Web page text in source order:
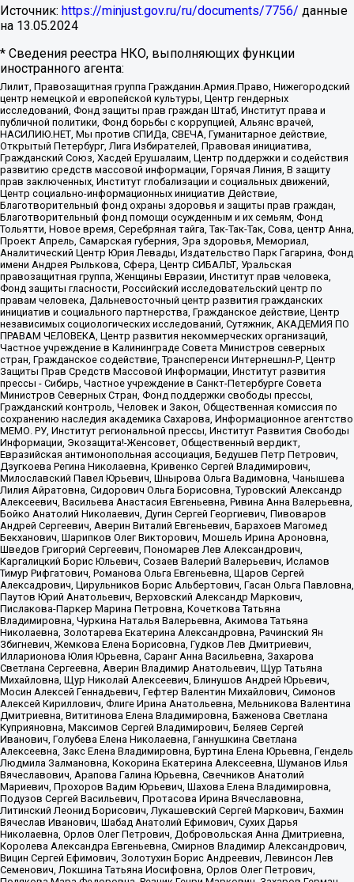
Источник: https://minjust.gov.ru/ru/documents/7756/ данные
на 13.05.2024
* Сведения реестра НКО, выполняющих функции
иностранного агента:
Лилит, Правозащитная группа Гражданин.Армия.Право, Нижегородский
центр немецкой и европейской культуры, Центр гендерных
исследований, Фонд защиты прав граждан Штаб, Институт права и
публичной политики, Фонд борьбы с коррупцией, Альянс врачей,
НАСИЛИЮ.НЕТ, Мы против СПИДа, СВЕЧА, Гуманитарное действие,
Открытый Петербург, Лига Избирателей, Правовая инициатива,
Гражданский Союз, Хасдей Ерушалаим, Центр поддержки и содействия
развитию средств массовой информации, Горячая Линия, В защиту
прав заключенных, Институт глобализации и социальных движений,
Центр социально-информационных инициатив Действие,
Благотворительный фонд охраны здоровья и защиты прав граждан,
Благотворительный фонд помощи осужденным и их семьям, Фонд
Тольятти, Новое время, Серебряная тайга, Так-Так-Так, Сова, центр Анна,
Проект Апрель, Самарская губерния, Эра здоровья, Мемориал,
Аналитический Центр Юрия Левады, Издательство Парк Гагарина, Фонд
имени Андрея Рылькова, Сфера, Центр СИБАЛЬТ, Уральская
правозащитная группа, Женщины Евразии, Институт прав человека,
Фонд защиты гласности, Российский исследовательский центр по
правам человека, Дальневосточный центр развития гражданских
инициатив и социального партнерства, Гражданское действие, Центр
независимых социологических исследований, Сутяжник, АКАДЕМИЯ ПО
ПРАВАМ ЧЕЛОВЕКА, Центр развития некоммерческих организаций,
Частное учреждение в Калининграде Совета Министров северных
стран, Гражданское содействие, Трансперенси Интернешнл-Р, Центр
Защиты Прав Средств Массовой Информации, Институт развития
прессы - Сибирь, Частное учреждение в Санкт-Петербурге Совета
Министров Северных Стран, Фонд поддержки свободы прессы,
Гражданский контроль, Человек и Закон, Общественная комиссия по
сохранению наследия академика Сахарова, Информационное агентство
МЕМО. РУ, Институт региональной прессы, Институт Развития Свободы
Информации, Экозащита!-Женсовет, Общественный вердикт,
Евразийская антимонопольная ассоциация, Бедушев Петр Петрович,
Дзугкоева Регина Николаевна, Кривенко Сергей Владимирович,
Милославский Павел Юрьевич, Шнырова Ольга Вадимовна, Чанышева
Лилия Айратовна, Сидорович Ольга Борисовна, Туровский Александр
Алексеевич, Васильева Анастасия Евгеньевна, Ривина Анна Валерьевна,
Бойко Анатолий Николаевич, Дугин Сергей Георгиевич, Пивоваров
Андрей Сергеевич, Аверин Виталий Евгеньевич, Барахоев Магомед
Бекханович, Шарипков Олег Викторович, Мошель Ирина Ароновна,
Шведов Григорий Сергеевич, Пономарев Лев Александрович,
Каргалицкий Борис Юльевич, Созаев Валерий Валерьевич, Исламов
Тимур Рифгатович, Романова Ольга Евгеньевна, Щаров Сергей
Алексадрович, Цирульников Борис Альбертович, Гасан Ольга Павловна,
Паутов Юрий Анатольевич, Верховский Александр Маркович,
Пислакова-Паркер Марина Петровна, Кочеткова Татьяна
Владимировна, Чуркина Наталья Валерьевна, Акимова Татьяна
Николаевна, Золотарева Екатерина Александровна, Рачинский Ян
Збигневич, Жемкова Елена Борисовна, Гудков Лев Дмитриевич,
Илларионова Юлия Юрьевна, Саранг Анна Васильевна, Захарова
Светлана Сергеевна, Аверин Владимир Анатольевич, Щур Татьяна
Михайловна, Щур Николай Алексеевич, Блинушов Андрей Юрьевич,
Мосин Алексей Геннадьевич, Гефтер Валентин Михайлович, Симонов
Алексей Кириллович, Флиге Ирина Анатольевна, Мельникова Валентина
Дмитриевна, Вититинова Елена Владимировна, Баженова Светлана
Куприяновна, Максимов Сергей Владимирович, Беляев Сергей
Иванович, Голубева Елена Николаевна, Ганнушкина Светлана
Алексеевна, Закс Елена Владимировна, Буртина Елена Юрьевна, Гендель
Людмила Залмановна, Кокорина Екатерина Алексеевна, Шуманов Илья
Вячеславович, Арапова Галина Юрьевна, Свечников Анатолий
Мариевич, Прохоров Вадим Юрьевич, Шахова Елена Владимировна,
Подузов Сергей Васильевич, Протасова Ирина Вячеславовна,
Литинский Леонид Борисович, Лукашевский Сергей Маркович, Бахмин
Вячеслав Иванович, Шабад Анатолий Ефимович, Сухих Дарья
Николаевна, Орлов Олег Петрович, Добровольская Анна Дмитриевна,
Королева Александра Евгеньевна, Смирнов Владимир Александрович,
Вицин Сергей Ефимович, Золотухин Борис Андреевич, Левинсон Лев
Семенович, Локшина Татьяна Иосифовна, Орлов Олег Петрович,